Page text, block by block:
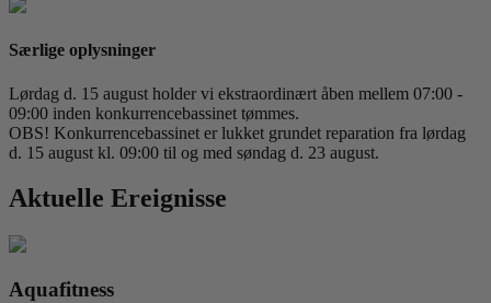
Særlige oplysninger
Lørdag d. 15 august holder vi ekstraordinært åben mellem 07:00 -
09:00 inden konkurrencebassinet tømmes.
OBS! Konkurrencebassinet er lukket grundet reparation fra lørdag
d. 15 august kl. 09:00 til og med søndag d. 23 august.
Aktuelle Ereignisse
Aquafitness